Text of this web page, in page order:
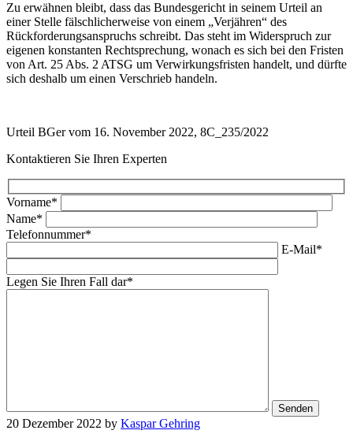
Zu erwähnen bleibt, dass das Bundesgericht in seinem Urteil an
einer Stelle fälschlicherweise von einem „Verjähren“ des
Rückforderungsanspruchs schreibt. Das steht im Widerspruch zur
eigenen konstanten Rechtsprechung, wonach es sich bei den Fristen
von Art. 25 Abs. 2 ATSG um Verwirkungsfristen handelt, und dürfte
sich deshalb um einen Verschrieb handeln.
Urteil BGer vom 16. November 2022, 8C_235/2022
Kontaktieren Sie Ihren Experten
Vorname*
Name*
Telefonnummer*
E-Mail*
Legen Sie Ihren Fall dar*
20 Dezember 2022 by Kaspar Gehring